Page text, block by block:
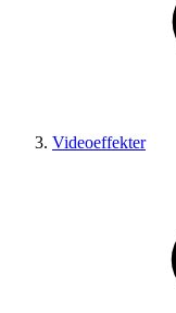
Videoeffekter